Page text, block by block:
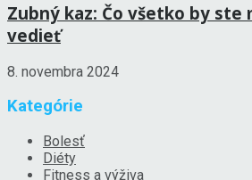
Zubný kaz: Čo všetko by ste
vedieť
8. novembra 2024
Kategórie
Bolesť
Diéty
Fitness a výživa